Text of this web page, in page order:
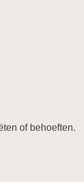
of behoeften.